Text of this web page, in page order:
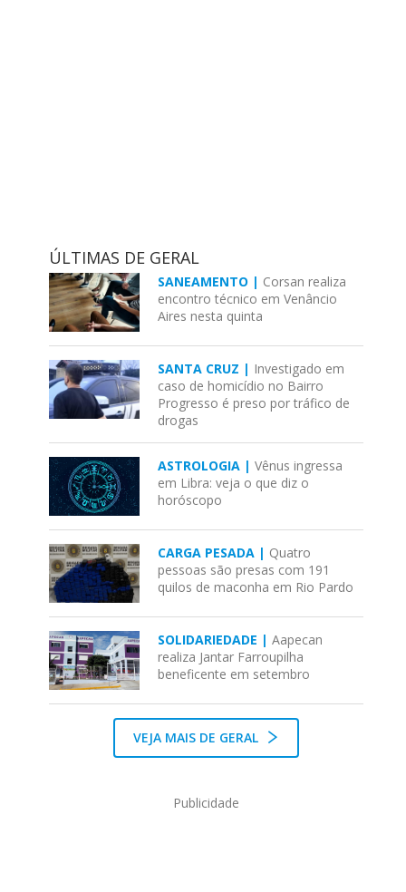
ÚLTIMAS DE GERAL
SANEAMENTO | Corsan realiza
encontro técnico em Venâncio
Aires nesta quinta
SANTA CRUZ | Investigado em
caso de homicídio no Bairro
Progresso é preso por tráfico de
drogas
ASTROLOGIA |Vênus ingressa
em Libra: veja o que diz o
horóscopo
CARGA PESADA | Quatro
pessoas são presas com 191
quilos de maconha em Rio Pardo
SOLIDARIEDADE |Aapecan
realiza Jantar Farroupilha
beneficente em setembro
VEJA MAIS DE GERAL
Publicidade